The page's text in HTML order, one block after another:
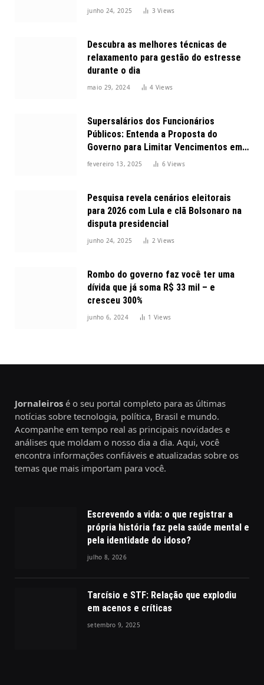
junho 24, 2025 3Views
Descubra as melhores técnicas de
relaxamento para gestão do estresse
durante o dia
maio 29, 2024 4 Views
Supersalários dos Funcionários
Públicos: Entenda a Proposta do
Governo para Limitar Vencimentos em
2025
fevereiro 13, 2025 6Views
Pesquisa revela cenários eleitorais
para 2026 com Lula e clã Bolsonaro na
disputa presidencial
junho 24, 2025 2Views
Rombo do governo faz você ter uma
dívida que já soma R$ 33 mil – e
cresceu 300%
junho 6, 2024 1 Views
Jornaleiros é o seu portal completo para as últimas
notícias sobre tecnologia, política, Brasil e mundo.
Acompanhe em tempo real as principais novidades e
análises que moldam o nosso dia a dia. Aqui, você
encontra informações confiáveis e atualizadas sobre os
temas que mais importam para você.
Escrevendo a vida: o que registrar a
própria história faz pela saúde mental e
pela identidade do idoso?
julho 8, 2026
Tarcísio e STF: Relação que explodiu
em acenos e críticas
setembro 9, 2025